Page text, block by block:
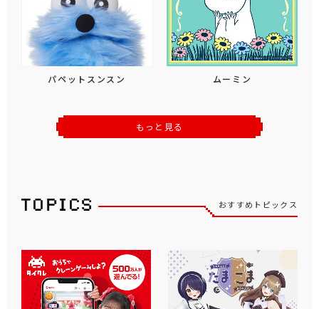
パペットスンスン ムーミン
もっと見る
おすすめトピックス